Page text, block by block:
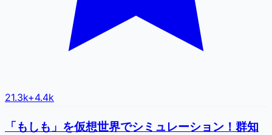
21.3k+4.4k
「もしも」を仮想世界でシミュレーション！群知